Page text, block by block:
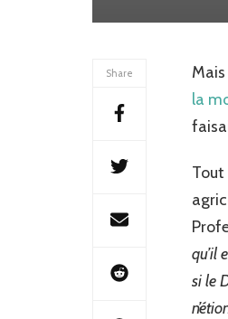
Share
la
qu’il
si le